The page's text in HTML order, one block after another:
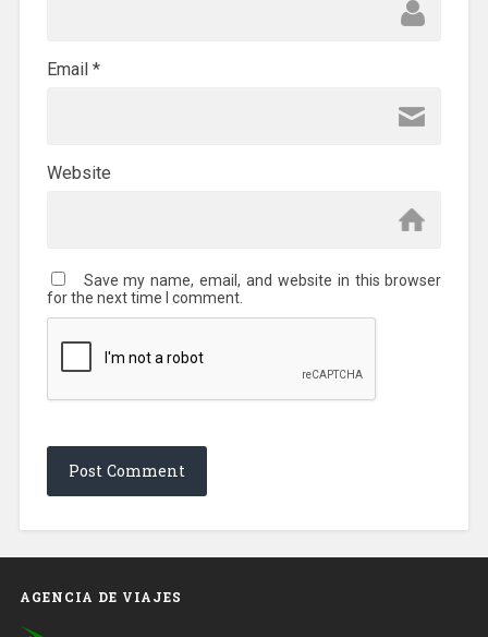
Email *
Website
Save my name, email, and website in this browser
for the next time I comment.
AGENCIA DE VIAJES